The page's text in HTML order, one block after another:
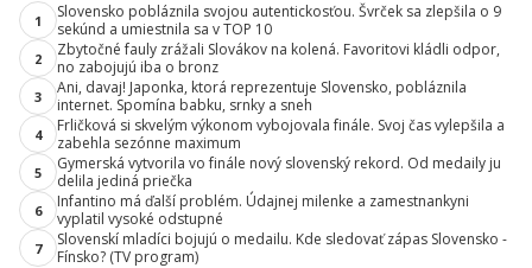
1
Slovensko pobláznila svojou autentickosťou. Švrček sa zlepšila o 9
sekúnd a umiestnila sa v TOP 10
2
Zbytočné fauly zrážali Slovákov na kolená. Favoritovi kládli odpor,
no zabojujú iba o bronz
3
Ani, davaj! Japonka, ktorá reprezentuje Slovensko, pobláznila
internet. Spomína babku, srnky a sneh
4
Frličková si skvelým výkonom vybojovala finále. Svoj čas vylepšila a
zabehla sezónne maximum
5
Gymerská vytvorila vo finále nový slovenský rekord. Od medaily ju
delila jediná priečka
6
Infantino má ďalší problém. Údajnej milenke a zamestnankyni
vyplatil vysoké odstupné
7
Slovenskí mladíci bojujú o medailu. Kde sledovať zápas Slovensko -
Fínsko? (TV program)